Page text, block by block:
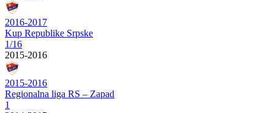
2016-2017
Kup Republike Srpske
1/16
2015-2016
2015-2016
Regionalna liga RS – Zapad
1